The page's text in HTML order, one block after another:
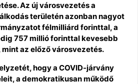
Az új városvezetés a
területén azonban nagyot
félmilliárd forinttal, a
757 millió forinttal kevesebb
az előző városvezetés.
hogy a COVID-járvány
a demokratikusan működő